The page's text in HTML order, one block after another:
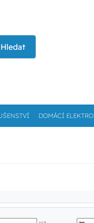
Hledat
DOMÁCÍ ELEKTRO